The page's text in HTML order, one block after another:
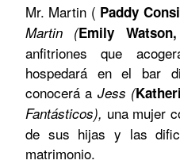
Mr. Martin ( Paddy
Martin (Emily Watson,
anfitriones que
hospedará en el bar
conocerá a Jess (
Fantásticos), una mujer
de sus hijas y las
matrimonio.